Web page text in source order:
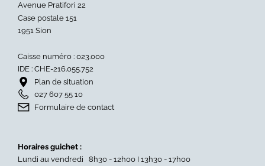
Avenue Pratifori 22
Case postale 151
1951 Sion
Caisse numéro : 023.000
IDE : CHE-216.055.752
Plan de situation
027 607 55 10
Formulaire de contact
Horaires guichet :
Lundi au vendredi 8h30 - 12h00 I 13h30 - 17h00